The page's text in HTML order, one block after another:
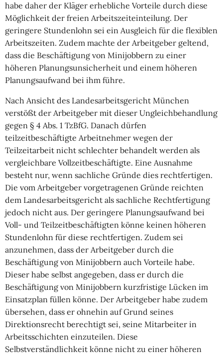
habe daher der Kläger erhebliche Vorteile durch diese
Möglichkeit der freien Arbeitszeiteinteilung. Der
geringere Stundenlohn sei ein Ausgleich für die flexiblen
Arbeitszeiten. Zudem machte der Arbeitgeber geltend,
dass die Beschäftigung von Minijobbern zu einer
höheren Planungsunsicherheit und einem höheren
Planungsaufwand bei ihm führe.
Nach Ansicht des Landesarbeitsgericht München
verstößt der Arbeitgeber mit dieser Ungleichbehandlung
gegen § 4 Abs. 1 TzBfG. Danach dürfen
teilzeitbeschäftigte Arbeitnehmer wegen der
Teilzeitarbeit nicht schlechter behandelt werden als
vergleichbare Vollzeitbeschäftigte. Eine Ausnahme
besteht nur, wenn sachliche Gründe dies rechtfertigen.
Die vom Arbeitgeber vorgetragenen Gründe reichten
dem Landesarbeitsgericht als sachliche Rechtfertigung
jedoch nicht aus. Der geringere Planungsaufwand bei
Voll- und Teilzeitbeschäftigten könne keinen höheren
Stundenlohn für diese rechtfertigen. Zudem sei
anzunehmen, dass der Arbeitgeber durch die
Beschäftigung von Minijobbern auch Vorteile habe.
Dieser habe selbst angegeben, dass er durch die
Beschäftigung von Minijobbern kurzfristige Lücken im
Einsatzplan füllen könne. Der Arbeitgeber habe zudem
übersehen, dass er ohnehin auf Grund seines
Direktionsrecht berechtigt sei, seine Mitarbeiter in
Arbeitsschichten einzuteilen. Diese
Selbstverständlichkeit könne nicht zu einer höheren